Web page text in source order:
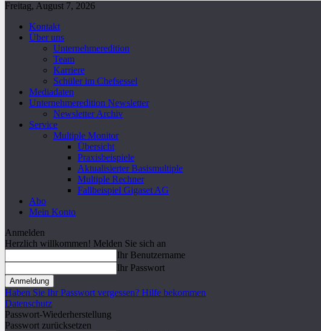
Freitag, August 7, 2026
Kontakt
Über uns
Unternehmeredition
Team
Karriere
Schüler im Chefsessel
Mediadaten
Unternehmeredition Newsletter
Newsletter Archiv
Service
Multiple Monitor
Übersicht
Praxisbeispiele
Aktualisierter Basismultiple
Multiple Rechner
Fallbeispiel Gigaset AG
Abo
Mein Konto
Anmelden
Herzlich willkommen! Melden Sie sich an
Ihr Benutzername
Ihr Passwort
Haben Sie Ihr Passwort vergessen? Hilfe bekommen
Datenschutz
Passwort-Wiederherstellung
Passwort zurücksetzen